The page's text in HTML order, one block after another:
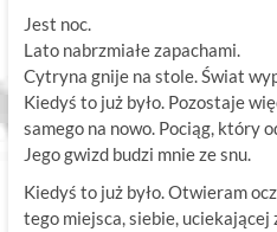
Jest noc.
Lato nabrzmiałe zapachami.
Cytryna gnije na stole. Świat
Kiedyś to już było. Pozostaje
samego na nowo. Pociąg, który
Jego gwizd budzi mnie ze snu.
Kiedyś to już było. Otwieram
tego miejsca, siebie, uciekającej